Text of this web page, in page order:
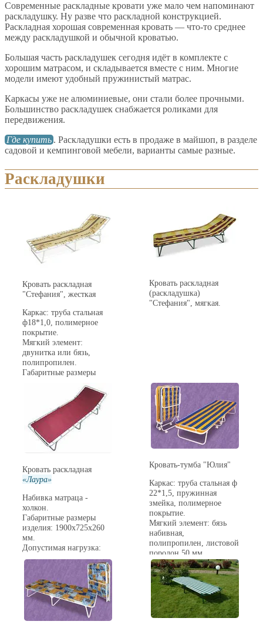
Современные раскладные кровати уже мало чем напоминают
раскладушку. Ну разве что раскладной конструкцией.
Раскладная хорошая современная кровать — что-то среднее
между раскладушкой и обычной кроватью.
Большая часть раскладушек сегодня идёт в комплекте с
хорошим матрасом, и складывается вместе с ним. Многие
модели имеют удобный пружинистый матрас.
Каркасы уже не алюминиевые, они стали более прочными.
Большинство раскладушек снабжается роликами для
передвижения.
Где купить . Раскладушки есть в продаже в майшоп, в разделе
садовой и кемпинговой мебели, варианты самые разные.
Раскладушки
Кровать раскладная
"Стефания", жесткая
Каркас: труба стальная
ф18*1,0, полимерное
покрытие.
Мягкий элемент:
двунитка или бязь,
полипропилен.
Габаритные размеры
Подголовник - 535х650
Регулирование
подголовника: 4
позиции.
Максимальная нагрузка:
Вес нетто: 5,4 кг.
Кровать раскладная
(раскладушка)
"Стефания", мягкая.
Кровать раскладная
Лаура
Набивка матраца -
холкон.
Габаритные размеры
изделия: 1900x725x260
мм.
Допустимая нагрузка:
100 кг.
Кровать-тумба "Юлия"
Каркас: труба стальная ф
22*1,5, пружинная
змейка, полимерное
покрытие.
Мягкий элемент: бязь
набивная,
полипропилен, листовой
поролон 50 мм.
Шаровая опора.
Габаритные размеры
изделия: 1900x700x393
мм.
Допустимая нагрузка:
100 кг.